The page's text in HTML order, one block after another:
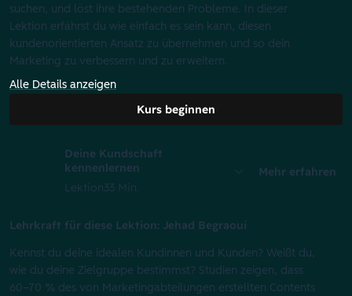
suchen, und löst ihre bestehenden Probleme. In dieser
Lektion erfährst du wie einfach es sein kann, diesen
kundenorientierten Ansatz zu übernehmen und so dein
Marketing zu verbessern und zu erweitern.
Alle Details anzeigen
Kurs beginnen
Deine Kundschaft
kennenlernen
Lektion33 Min.
Mehr erfahren
Lehrkraft für diese Lektion: Jehad Begraoui
Kennst du deine idealen Kundinnen und Kunden? Weißt du,
wie du deine Zielgruppe bestimmst? Studien zeigen, dass
60–70 % des von Marketingabteilungen erstellten Contents